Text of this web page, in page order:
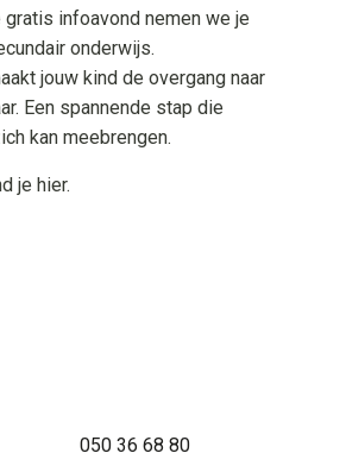
infoavond nemen we je
onderwijs.
jouw kind de overgang naar
Een spannende stap die
kan meebrengen.
je hier.
050 36 68 80